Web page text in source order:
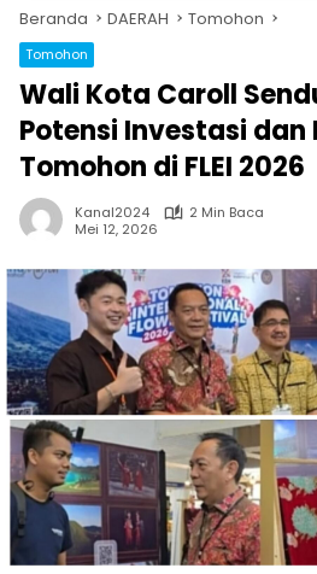
Beranda DAERAH Tomohon
Tomohon
Wali Kota Caroll
Potensi Investasi
Tomohon di FLEI 2026
Kanal2024
2 Min Baca
Mei 12, 2026